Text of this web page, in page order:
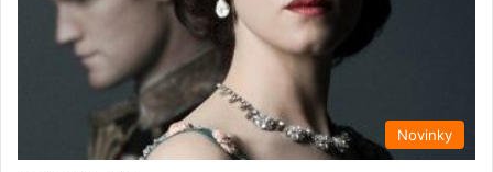
Novinky